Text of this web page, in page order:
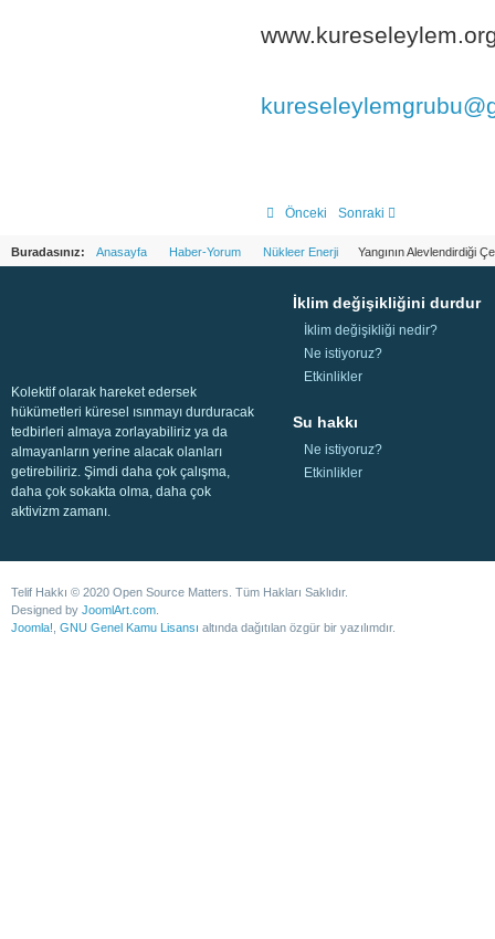
Önceki Sonraki
Buradasınız: Anasayfa Haber-Yorum Nükleer Enerji Yangının Alevlendirdiği
Kolektif olarak hareket edersek
hükümetleri küresel ısınmayı durduracak
tedbirleri almaya zorlayabiliriz ya da
almayanların yerine alacak olanları
getirebiliriz. Şimdi daha çok çalışma,
daha çok sokakta olma, daha çok
aktivizm zamanı.
İklim değişikliğini durdur
İklim değişikliği nedir?
Ne istiyoruz?
Etkinlikler
Su hakkı
Ne istiyoruz?
Etkinlikler
Telif Hakkı © 2020 Open Source Matters. Tüm Hakları Saklıdır.
Designed by JoomlArt.com
Joomla! GNU Genel Kamu Lisansı altında dağıtılan özgür bir yazılımdır.